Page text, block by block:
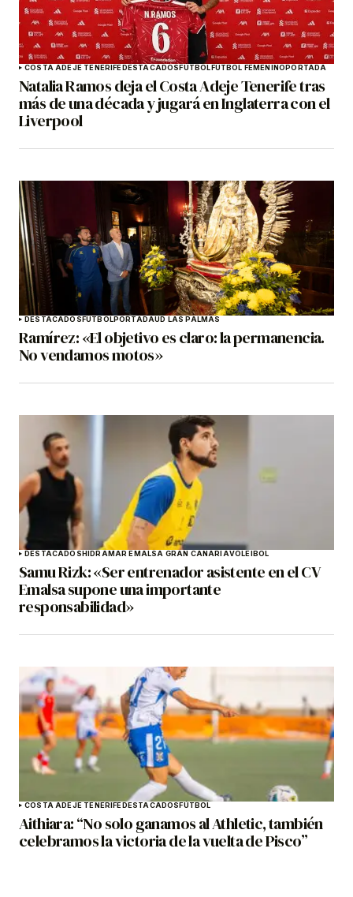
COSTA ADEJE TENERIFEDESTACADOSFÚTBOLFÚTBOL FEMENINOPORTADA
Natalia Ramos deja el Costa Adeje Tenerife tras
más de una década y jugará en Inglaterra con el
Liverpool
DESTACADOSFÚTBOLPORTADAUD LAS PALMAS
Ramírez: «El objetivo es claro: la permanencia.
No vendamos motos»
DESTACADOSHIDRAMAR EMALSA GRAN CANARIAVOLEIBOL
Samu Rizk: «Ser entrenador asistente en el CV
Emalsa supone una importante
responsabilidad»
COSTA ADEJE TENERIFEDESTACADOSFÚTBOL
Aithiara: “No solo ganamos al Athletic, también
celebramos la victoria de la vuelta de Pisco”